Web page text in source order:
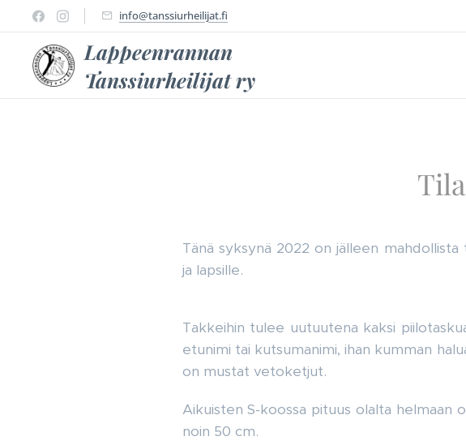
info@tanssiurheilijat.fi
Lappeenrannan
Tanssiurheilijat ry
Tänä syksynä 2022 on jälleen
ja lapsille.
Takkeihin tulee uutuutena kaksi
etunimi tai kutsumanimi, ihan kumman
on mustat vetoketjut.
Aikuisten S-koossa pituus olalta helmaan
noin 50 cm.